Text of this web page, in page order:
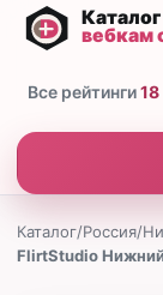
Все рейтинги18
Каталог/Россия/
FlirtStudio